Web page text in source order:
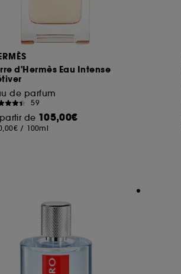
d'Hermès Eau Intense
de parfum
59
de 105,00€
/ 100ml